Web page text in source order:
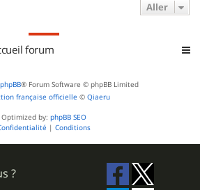
Aller
forum
phpBB® Forum Software © phpBB Limited
française officielle © Qiaeru
Optimized by: phpBB SEO
| Conditions
?